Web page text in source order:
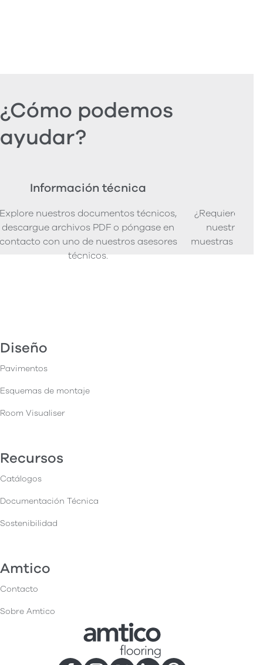
¿Cómo podemos
ayudar?
Información técnica
Explore nuestros documentos técnicos,
descargue archivos PDF o póngase en
con uno de nuestros asesores
técnicos.
¿Requiere
nuestra
muestras de
Diseño
Pavimentos
Esquemas de montaje
Room Visualiser
Recursos
Catálogos
Documentación Técnica
Sostenibilidad
Amtico
Contacto
Sobre Amtico